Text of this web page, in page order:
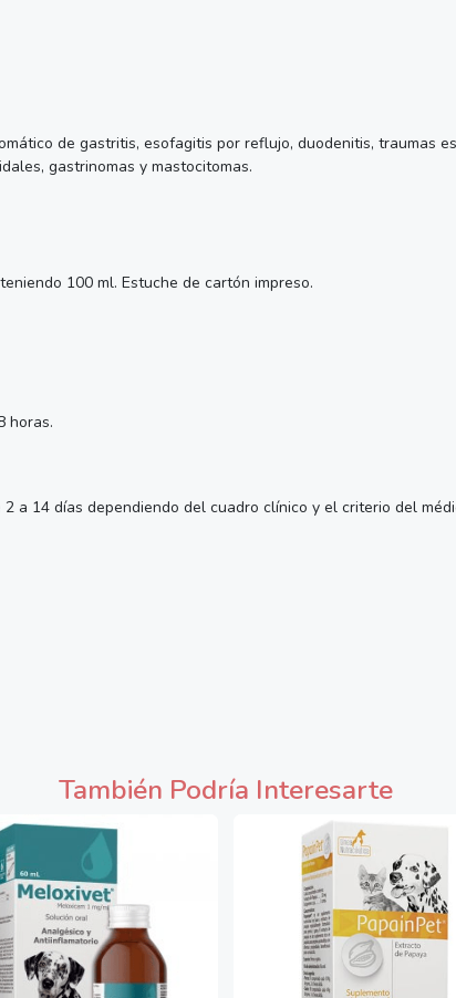
de gastritis, esofagitis por reflujo, duodenitis, traumas
gastrinomas y mastocitomas.
100 ml. Estuche de cartón impreso.
horas.
a 14 días dependiendo del cuadro clínico y el criterio del
También Podría Interesarte